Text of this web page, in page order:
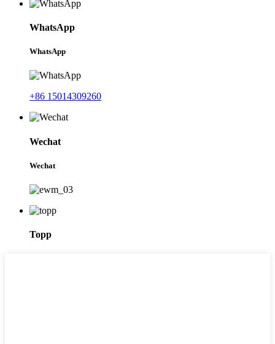
WhatsApp
WhatsApp
+86 15014309260
Wechat
Wechat
Topp